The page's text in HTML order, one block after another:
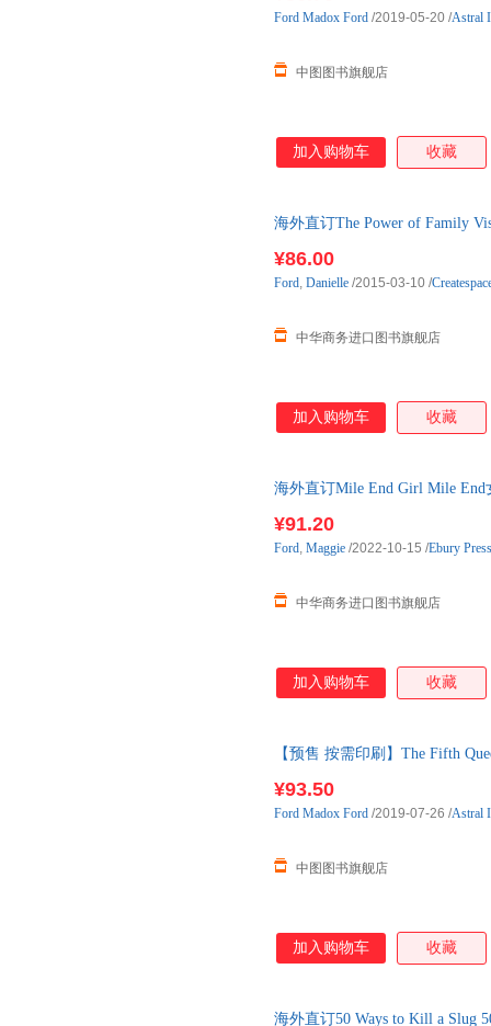
中图图书旗舰店
Ford Madox Ford /2019-05-20 /Astral
加入购物车 收藏
海外直订The Power of Family
¥86.00
中华商务进口图书旗舰店
Ford, Danielle /2015-03-10 /
加入购物车 收藏
海外直订Mile End Girl Mile End
¥91.20
中华商务进口图书旗舰店
Ford, Maggie /2022-10-15 /Ebury Press
加入购物车 收藏
【预售 按需印刷】The Fifth
¥93.50
中图图书旗舰店
Ford Madox Ford /2019-07-26 /Astral
加入购物车 收藏
海外直订50 Ways to Kill a Slug